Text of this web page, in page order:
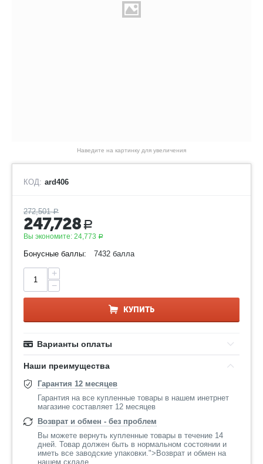
Наведите на картинку для увеличения
КОД: ard406
272,501 Р
247,728 Р
Вы экономите: 24,773 Р
Бонусные баллы: 7432 балла
+
−
КУПИТЬ
Варианты оплаты
Наши преимущества
Гарантия 12 месяцев
Гарантия на все купленные товары в нашем инетрнет
магазине составляет 12 месяцев
Возврат и обмен - без проблем
Вы можете вернуть купленные товары в течение 14
дней. Товар должен быть в нормальном состоянии и
иметь все заводские упаковки.">Возврат и обмен на
нашем складе.